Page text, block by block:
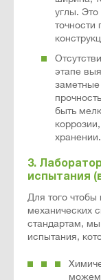
углы.
точности
этапе
заметные
быть
хранении.
3.
испытания
Для того чтобы
механических
стандартам,
испытания,
можем